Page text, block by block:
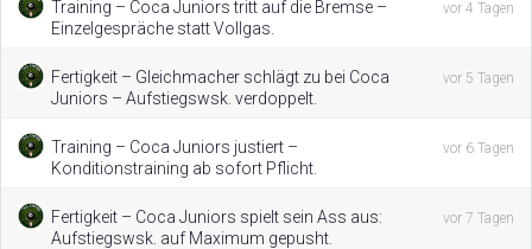
Training – Coca Juniors tritt auf die Bremse –
Einzelgespräche statt Vollgas.
vor 4 Tagen
Fertigkeit – Gleichmacher schlägt zu bei Coca
Juniors – Aufstiegswsk. verdoppelt.
vor 5 Tagen
Training – Coca Juniors justiert –
Konditionstraining ab sofort Pflicht.
vor 6 Tagen
Fertigkeit – Coca Juniors spielt sein Ass aus:
Aufstiegswsk. auf Maximum gepusht.
vor 7 Tagen